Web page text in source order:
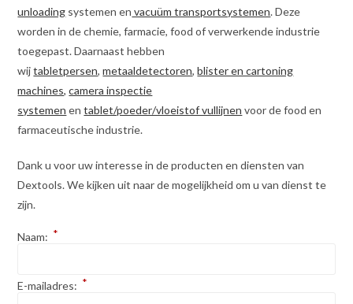
unloading systemen en vacuüm transportsystemen. Deze
worden in de chemie, farmacie, food of verwerkende industrie
toegepast. Daarnaast hebben
wijtabletpersen,metaaldetectoren,blister en cartoning
machines, camera inspectie
systemen entablet/poeder/vloeistof vullijnen voor de food en
farmaceutische industrie.
Dank u voor uw interesse in de producten en diensten van
Dextools. We kijken uit naar de mogelijkheid om u van dienst te
zijn.
Naam: *
E-mailadres: *